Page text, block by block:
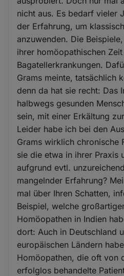
nicht aus. Es bedarf vieler
der Erfahrung, um
anzuwenden. Die
ihrer homöopathischen
Bagatellerkrankungen.
Grams meinte, tatsächlich
denn da hat sie recht: Das
halbwegs gesunden
sein, mit einer Erkältung
Leider habe ich bei den
Grams wirklich chronische
sie die etwa in ihrer Praxis
aufgrund evtl.
mangelnder Erfahrung?
mal über Ihren Schatten,
Beispiel, welche
Homöopathen in Indien
dort: Auch in Deutschland
europäischen Ländern
Homöopathen, die oft von
erfolglos behandelte